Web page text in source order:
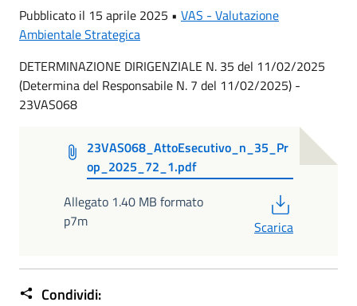
Pubblicato il 15 aprile 2025 • VAS - Valutazione
Ambientale Strategica
DETERMINAZIONE DIRIGENZIALE N. 35 del 11/02/2025
(Determina del Responsabile N. 7 del 11/02/2025) -
23VAS068
23VAS068_AttoEsecutivo_n_35_Pr
op_2025_72_1.pdf
Allegato 1.40 MB formato
p7m
Scarica
Condividi: